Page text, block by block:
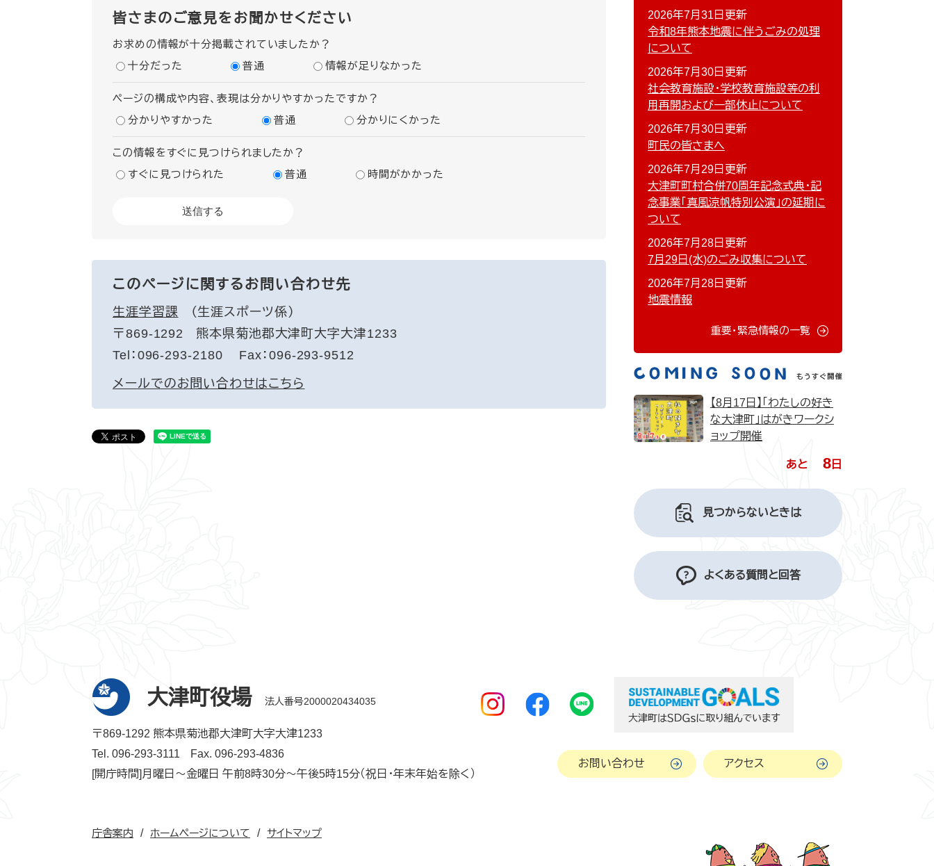
皆さまのご意見をお聞かせください
お求めの情報が十分掲載されていましたか？
十分だった
普通 情報が足りなかった
ページの構成や内容、表現は分かりやすかったですか？
分かりやすかった
普通 分かりにくかった
この情報をすぐに見つけられましたか？
すぐに見つけられた
普通 時間がかかった
このページに関するお問い合わせ先
生涯学習課
生涯スポーツ係
〒869-1292
熊本県菊池郡大津町大字大津1233
Tel：096-293-2180
Fax：096-293-9512
メールでのお問い合わせはこちら
2026年7月31日更新
令和8年熊本地震に伴うごみの処理
について
2026年7月30日更新
社会教育施設・学校教育施設等の利
用再開および一部休止について
2026年7月30日更新
町民の皆さまへ
2026年7月29日更新
大津町町村合併70周年記念式典・記
念事業「真風涼帆特別公演」の延期に
ついて
2026年7月28日更新
7月29日(水)のごみ収集について
2026年7月28日更新
地震情報
重要・緊急情報の一覧
【8月17日】「わたしの好き
な大津町」はがきワークシ
ョップ開催
あと 8日
見つからないときは
よくある質問と回答
大津町役場 法人番号2000020434035
〒869-1292 熊本県菊池郡大津町大字大津1233
Tel. 096-293-3111
Fax. 096-293-4836
[開庁時間]月曜日～金曜日 午前8時30分～午後5時15分（祝日・年末年始を除く）
お問い合わせ アクセス
庁舎案内 ホームページについて サイトマップ